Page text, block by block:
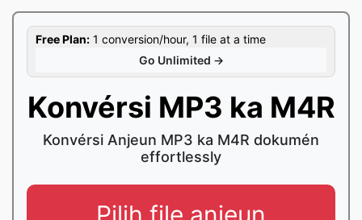
Free Plan: 1 conversion/hour, 1 file at a time
Go Unlimited →
Konvérsi MP3 ka M4R
Konvérsi Anjeun MP3 ka M4R dokumén
effortlessly